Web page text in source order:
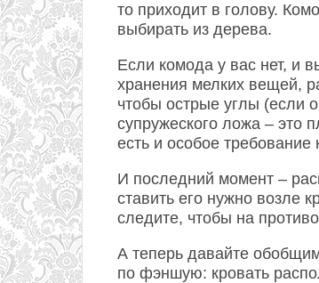
то приходит в голову.
выбирать из дерева.
Если комода у вас нет, и
хранения мелких вещей,
чтобы острые углы (если
супружеского ложа – это
есть и особое
И последний момент –
ставить его нужно возле
следите, чтобы на
А теперь давайте
по фэншую: кровать